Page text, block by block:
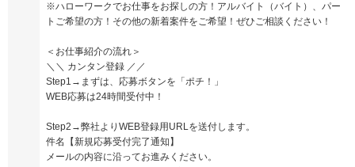
※ハローワークでお仕事をお探しの方！アルバイト（バイト）、パー
トご希望の方！その他の新着案件をご希望！ぜひご相談ください！
＜お仕事紹介の流れ＞
＼＼ カンタン登録 ／／
Step1→まずは、応募ボタンを「ポチ！」
WEB応募は24時間受付中！
Step2→弊社よりWEB登録用URLを送付します。
件名【新規応募受付完了通知】
メールの内容に沿ってお進みください。